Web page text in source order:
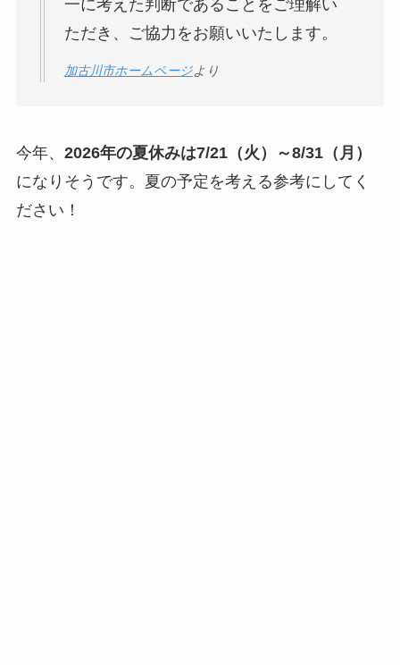
一に考えた判断であることをご理解い
ただき、ご協力をお願いいたします。
加古川市ホームページより
今年、 2026年の夏休みは7/21（火）～8/31（月）
になりそうです。夏の予定を考える参考にしてく
ださい！